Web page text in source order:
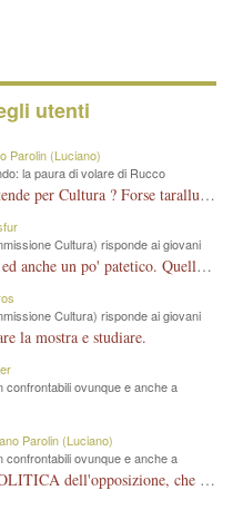
utenti
Parolin (Luciano)
la paura di volare di Rucco
Vorrei sapere dal C.C. Rolando cosa intende per Cultura ? Forse tarallucci, vino e sagre, o spaghetti tricolori del PD ? Il continuo (s)parlare della mostra a Palazzo Chiericati caro consigliere DANNEGGIA FORTEMENTE l'immagine della città TUTTA e fa deviare i consensi che in RUSSIA (badi bene ex U.R.S.S.) sono ECCELLENTI. A livello artistico l'evento è di alta Valenza culturale, COMPITO di Tutta la Cittadinanza fare il possibile per propagandare l'iniziativa senza farne UN CASO PARTITICO come fa Lei da sempre. Meno Gazebo + Partecipazione! E così sia. Amen.
Cultura) risponde ai giovani
Commento di Kairos totalmente inutile ed anche un po' patetico. Quella che è completamente mancata è stata la promozione internazionale dell'evento effettuata da chi lo sa fare, l'amministrazione in questo è stata totalmente assente relegando al provincialismo una mostra che meritava ben altre platee ed i risultati sono sotto gli occhi di tutti. Su questo bisogna parlare, il fatto di averla organizzata al Chiericati certo non ha aiutato ma è un aspetto secondario rispetto a quello della promozione. In città con le mostre organizzate da Goldin - che certo ha fatto principalmente i suoi interessi, ma ne ha comunque beneficiato la città in immagine e commercio per il centro - arrivavano giornalmente pullman carichi di turisti. Dove sono i turisti ora?
Cultura) risponde ai giovani
la mostra e studiare.
ovunque e anche a
Parolin (Luciano)
ovunque e anche a
Il finale, fa la differenza tra la critica POLITICA dell'opposizione, che ha perso le elezioni ed è minoranza e non trova altri argomenti per politicizzare sul sito qua o là ? La critica d'arte invece è un'altra cosa che lascio agli altri. Per ora mi basta la lezione magistrale del prof. Giulianati.